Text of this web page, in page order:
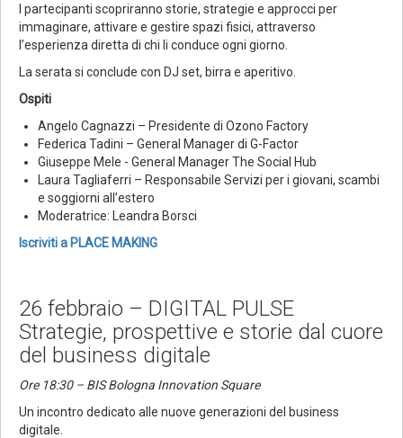
I partecipanti scopriranno storie, strategie e approcci per
immaginare, attivare e gestire spazi fisici, attraverso
l’esperienza diretta di chi li conduce ogni giorno.
La serata si conclude con DJ set, birra e aperitivo.
Ospiti
Angelo Cagnazzi – Presidente di Ozono Factory
Federica Tadini – General Manager di G-Factor
Giuseppe Mele - General Manager The Social Hub
Laura Tagliaferri – Responsabile Servizi per i giovani, scambi
e soggiorni all’estero
Moderatrice: Leandra Borsci
Iscriviti a PLACE MAKING
26 febbraio – DIGITAL PULSE
Strategie, prospettive e storie dal cuore
del business digitale
Ore 18:30 – BIS Bologna Innovation Square
Un incontro dedicato alle nuove generazioni del business
digitale.